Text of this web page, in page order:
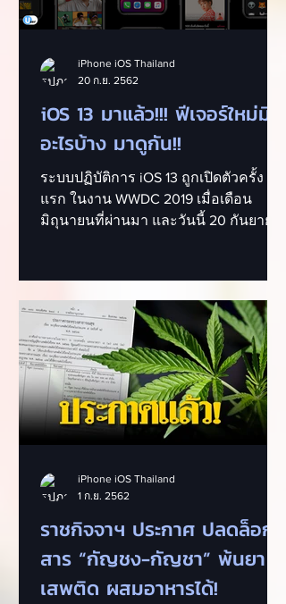
iOS 13 มาแล้ว!!! ฟีเจอร์ใหม่มี
อะไรบ้าง มาดูกัน!!
ระบบปฏิบัติการ iOS 13 ถูกเปิดตัวครั้ง
แรก ในงาน WWDC 2019 เมื่อเดือน
มิถุนายนที่ผ่านมา และวันนี้ 20 กันยายน
iPhone iOS Thailand
20 ก.ย. 2562
ราชกิจจาฯ ประกาศ ปลดล็อก
สาร “กัญชง-กัญชา” พ้นยา
เสพติด ผสมอาหารได้!
iPhone iOS Thailand
1 ก.ย. 2562